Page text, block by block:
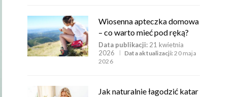
Wiosenna apteczka domowa
– co warto mieć pod ręką?
Data publikacji: 21 kwietnia
2026
Data aktualizacji:20 maja
2026
Jak naturalnie łagodzić katar